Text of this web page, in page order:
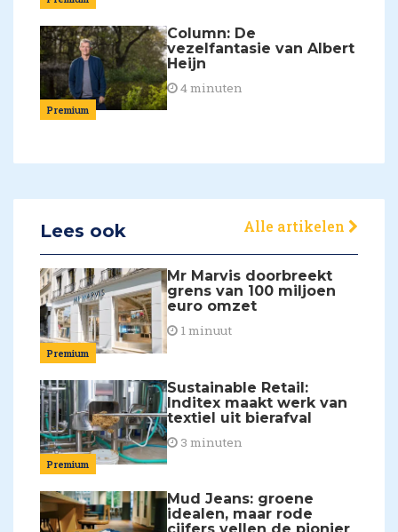
Premium
Column: De
vezelfantasie van Albert
Heijn
4 minuten
Lees ook Alle artikelen
Premium
Mr Marvis doorbreekt
grens van 100 miljoen
euro omzet
1 minuut
Premium
Sustainable Retail:
Inditex maakt werk van
textiel uit bierafval
3 minuten
Mud Jeans: groene
idealen, maar rode